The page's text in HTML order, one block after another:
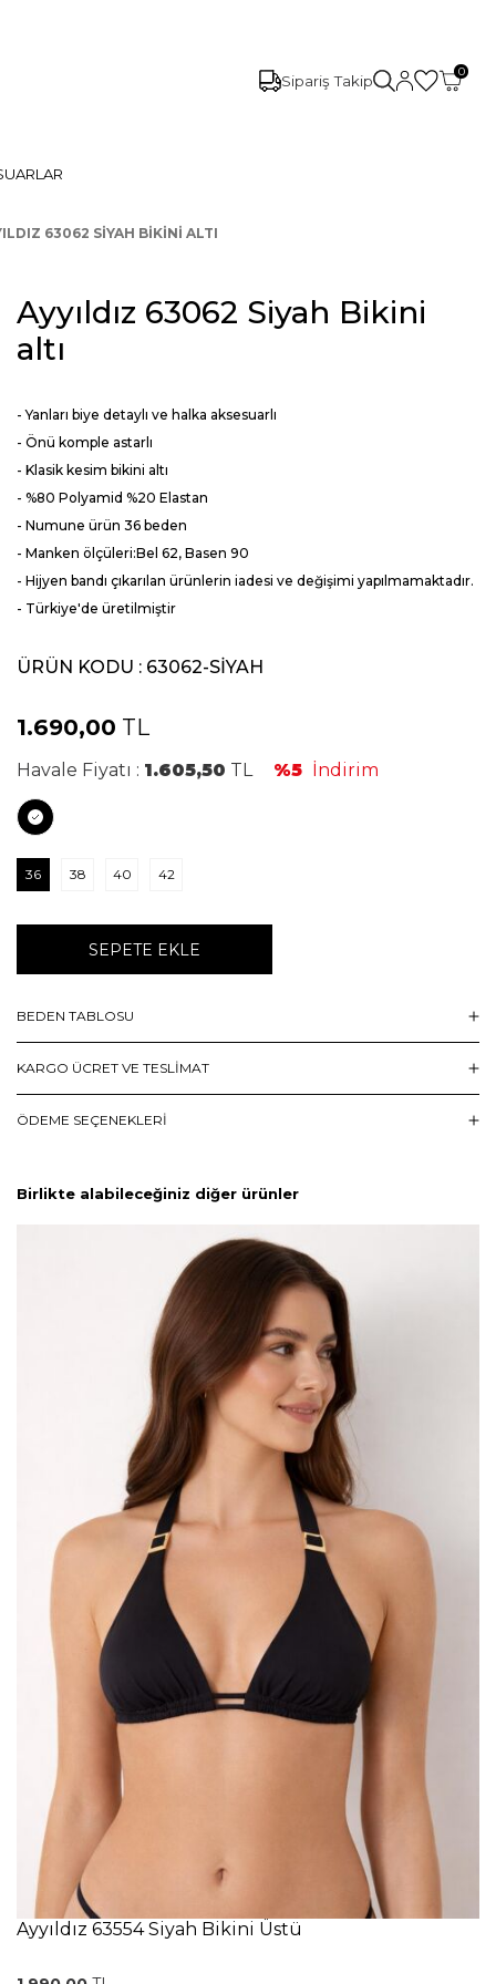
Sipariş Takip
0
63062 SIYAH BIKINI ALTI
Ayyıldız 63062 Siyah Bikini
altı
- Yanları biye detaylı ve halka aksesuarlı
- Önü komple astarlı
- Klasik kesim bikini altı
- %80 Polyamid %20 Elastan
- Numune ürün 36 beden
- Manken ölçüleri:Bel 62, Basen 90
- Hijyen bandı çıkarılan ürünlerin iadesi ve değişimi yapılmamaktadır.
- Türkiye'de üretilmiştir
ÜRÜN KODU : 63062-SİYAH
1.690,00 TL
Havale Fiyatı : 1.605,50 TL %5 İndirim
36 38 40 42
SEPETE EKLE
BEDEN TABLOSU
KARGO ÜCRET VE TESLİMAT
ÖDEME SEÇENEKLERI
Birlikte alabileceğiniz diğer ürünler
Ayyıldız 63554 Siyah Bikini Üstü